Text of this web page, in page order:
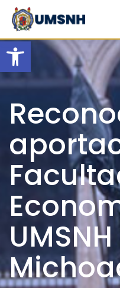
Open
Skip
content